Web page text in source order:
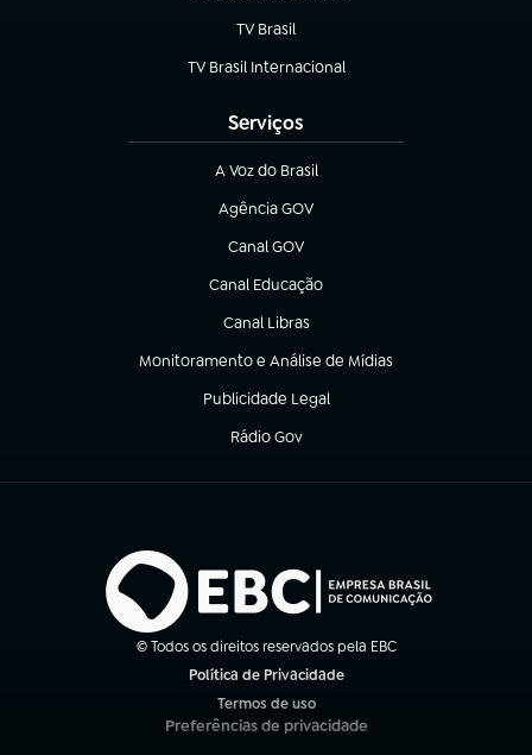
TV Brasil
(abre em nova aba)
TV Brasil Internacional
(abre em nova aba)
Serviços
A Voz do Brasil
(abre em nova aba)
Agência GOV
(abre em nova aba)
Canal GOV
(abre em nova aba)
Canal Educação
(abre em nova aba)
Canal Libras
(abre em nova aba)
Monitoramento e Análise de Mídias
(abre em nova aba)
Publicidade Legal
(abre em nova aba)
Rádio Gov
(abre em nova aba)
© Todos os direitos reservados pela EBC
Política de Privacidade
Termos de uso
(abre em nova aba)
Preferências de privacidade